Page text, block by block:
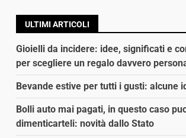
ULTIMI ARTICOLI
Gioielli da incidere: idee, significati e
per scegliere un regalo davvero
Bevande estive per tutti i gusti: alcune
Bolli auto mai pagati, in questo caso
dimenticarteli: novità dallo Stato